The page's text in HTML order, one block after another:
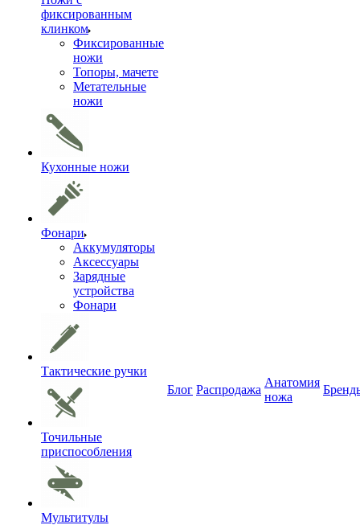
фиксированным
клинком
Фиксированные
ножи
Топоры, мачете
Метательные
ножи
Кухонные ножи
Фонари
Аккумуляторы
Аксессуары
Зарядные
устройства
Фонари
Тактические ручки
Точильные
приспособления
Мультитулы
Блог Распродажа
Анатомия
ножа